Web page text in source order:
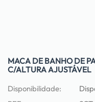
MACA DE BANHO DE
C/ALTURA AJUSTÁVEL
Disponibilidade: